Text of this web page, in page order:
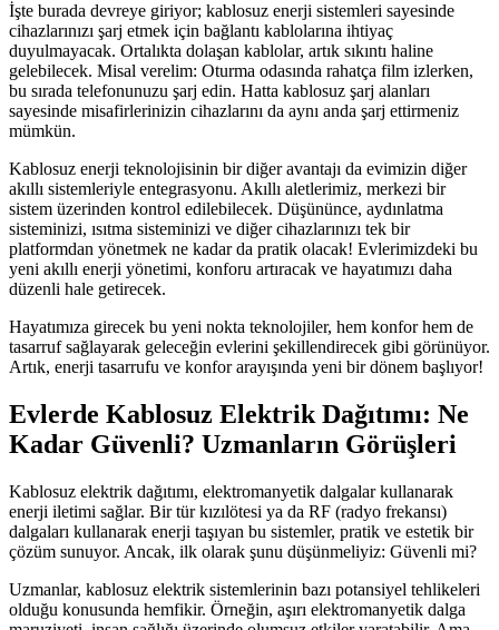
İşte burada devreye giriyor; kablosuz enerji sistemleri sayesinde
cihazlarınızı şarj etmek için bağlantı kablolarına ihtiyaç
duyulmayacak. Ortalıkta dolaşan kablolar, artık sıkıntı haline
gelebilecek. Misal verelim: Oturma odasında rahatça film izlerken,
bu sırada telefonunuzu şarj edin. Hatta kablosuz şarj alanları
sayesinde misafirlerinizin cihazlarını da aynı anda şarj ettirmeniz
mümkün.
Kablosuz enerji teknolojisinin bir diğer avantajı da evimizin diğer
akıllı sistemleriyle entegrasyonu. Akıllı aletlerimiz, merkezi bir
sistem üzerinden kontrol edilebilecek. Düşününce, aydınlatma
sisteminizi, ısıtma sisteminizi ve diğer cihazlarınızı tek bir
platformdan yönetmek ne kadar da pratik olacak! Evlerimizdeki bu
yeni akıllı enerji yönetimi, konforu artıracak ve hayatımızı daha
düzenli hale getirecek.
Hayatımıza girecek bu yeni nokta teknolojiler, hem konfor hem de
tasarruf sağlayarak geleceğin evlerini şekillendirecek gibi görünüyor.
Artık, enerji tasarrufu ve konfor arayışında yeni bir dönem başlıyor!
Evlerde Kablosuz Elektrik Dağıtımı: Ne
Kadar Güvenli? Uzmanların Görüşleri
Kablosuz elektrik dağıtımı, elektromanyetik dalgalar kullanarak
enerji iletimi sağlar. Bir tür kızılötesi ya da RF (radyo frekansı)
dalgaları kullanarak enerji taşıyan bu sistemler, pratik ve estetik bir
çözüm sunuyor. Ancak, ilk olarak şunu düşünmeliyiz: Güvenli mi?
Uzmanlar, kablosuz elektrik sistemlerinin bazı potansiyel tehlikeleri
olduğu konusunda hemfikir. Örneğin, aşırı elektromanyetik dalga